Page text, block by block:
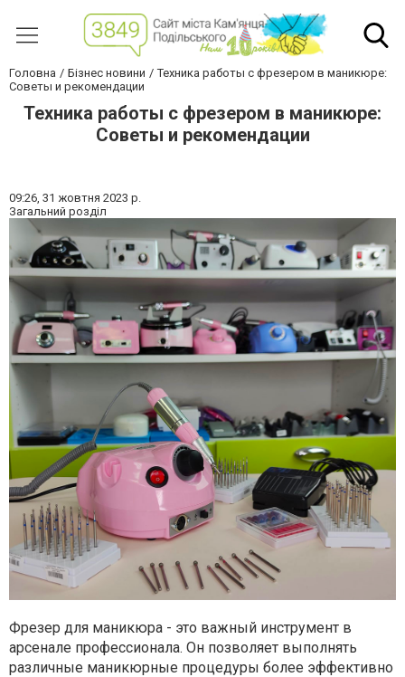
Головна Бізнес новини
Техника работы с фрезером в маникюре:
Советы и рекомендации
Техника работы с фрезером в маникюре:
Советы и рекомендации
09:26, 31 жовтня 2023 р.
Загальний розділ
Фрезер для маникюра - это важный инструмент в
арсенале профессионала. Он позволяет выполнять
различные маникюрные процедуры более эффективно